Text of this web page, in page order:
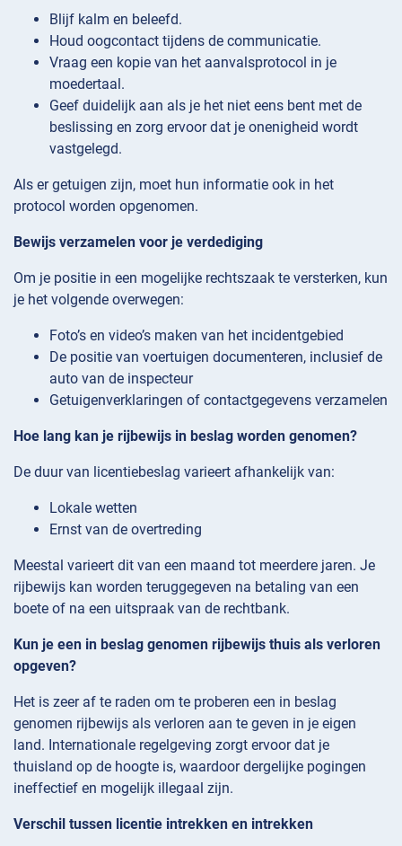
Blijf kalm en beleefd.
Houd oogcontact tijdens de communicatie.
Vraag een kopie van het aanvalsprotocol in je
moedertaal.
Geef duidelijk aan als je het niet eens bent met de
beslissing en zorg ervoor dat je onenigheid wordt
vastgelegd.
Als er getuigen zijn, moet hun informatie ook in het
protocol worden opgenomen.
Bewijs verzamelen voor je verdediging
Om je positie in een mogelijke rechtszaak te versterken, kun
je het volgende overwegen:
Foto’s en video’s maken van het incidentgebied
De positie van voertuigen documenteren, inclusief de
auto van de inspecteur
Getuigenverklaringen of contactgegevens verzamelen
Hoe lang kan je rijbewijs in beslag worden genomen?
De duur van licentiebeslag varieert afhankelijk van:
Lokale wetten
Ernst van de overtreding
Meestal varieert dit van een maand tot meerdere jaren. Je
rijbewijs kan worden teruggegeven na betaling van een
boete of na een uitspraak van de rechtbank.
Kun je een in beslag genomen rijbewijs thuis als verloren
opgeven?
Het is zeer af te raden om te proberen een in beslag
genomen rijbewijs als verloren aan te geven in je eigen
land. Internationale regelgeving zorgt ervoor dat je
thuisland op de hoogte is, waardoor dergelijke pogingen
ineffectief en mogelijk illegaal zijn.
Verschil tussen licentie intrekken en intrekken